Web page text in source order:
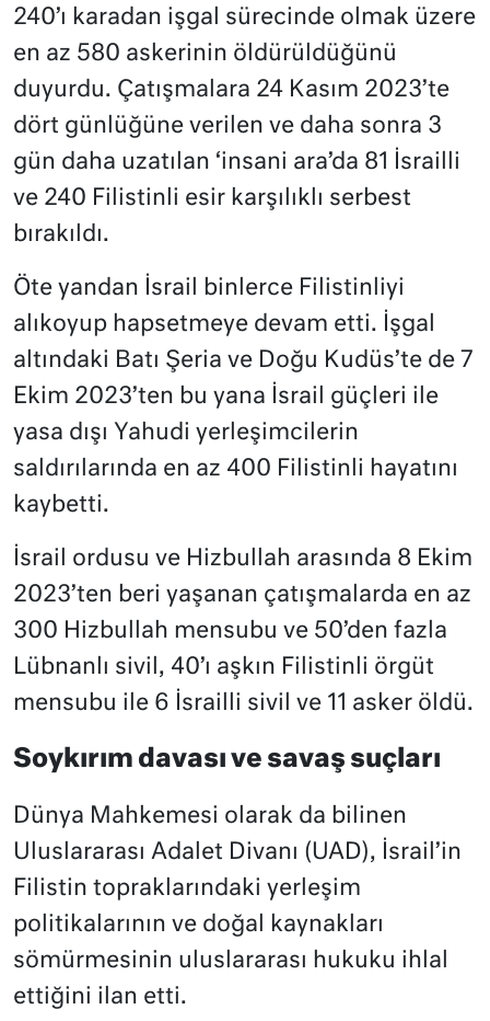
240’ı karadan işgal sürecinde olmak üzere
en az 580 askerinin öldürüldüğünü
duyurdu. Çatışmalara 24 Kasım 2023’te
dört günlüğüne verilen ve daha sonra 3
gün daha uzatılan ‘insani ara’da 81 İsrailli
ve 240 Filistinli esir karşılıklı serbest
bırakıldı.
Öte yandan İsrail binlerce Filistinliyi
alıkoyup hapsetmeye devam etti. İşgal
altındaki Batı Şeria ve Doğu Kudüs’te de 7
Ekim 2023’ten bu yana İsrail güçleri ile
yasa dışı Yahudi yerleşimcilerin
saldırılarında en az 400 Filistinli hayatını
kaybetti.
İsrail ordusu ve Hizbullah arasında 8 Ekim
2023’ten beri yaşanan çatışmalarda en az
300 Hizbullah mensubu ve 50’den fazla
Lübnanlı sivil, 40’ı aşkın Filistinli örgüt
mensubu ile 6 İsrailli sivil ve 11 asker öldü.
Soykırım davası ve savaş suçları
Dünya Mahkemesi olarak da bilinen
Uluslararası Adalet Divanı (UAD), İsrail’in
Filistin topraklarındaki yerleşim
politikalarının ve doğal kaynakları
sömürmesinin uluslararası hukuku ihlal
ettiğini ilan etti.